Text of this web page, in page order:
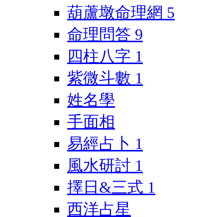
葫蘆墩命理網 5
命理問答 9
四柱八字 1
紫微斗數 1
姓名學
手面相
易經占卜 1
風水研討 1
擇日&三式 1
西洋占星